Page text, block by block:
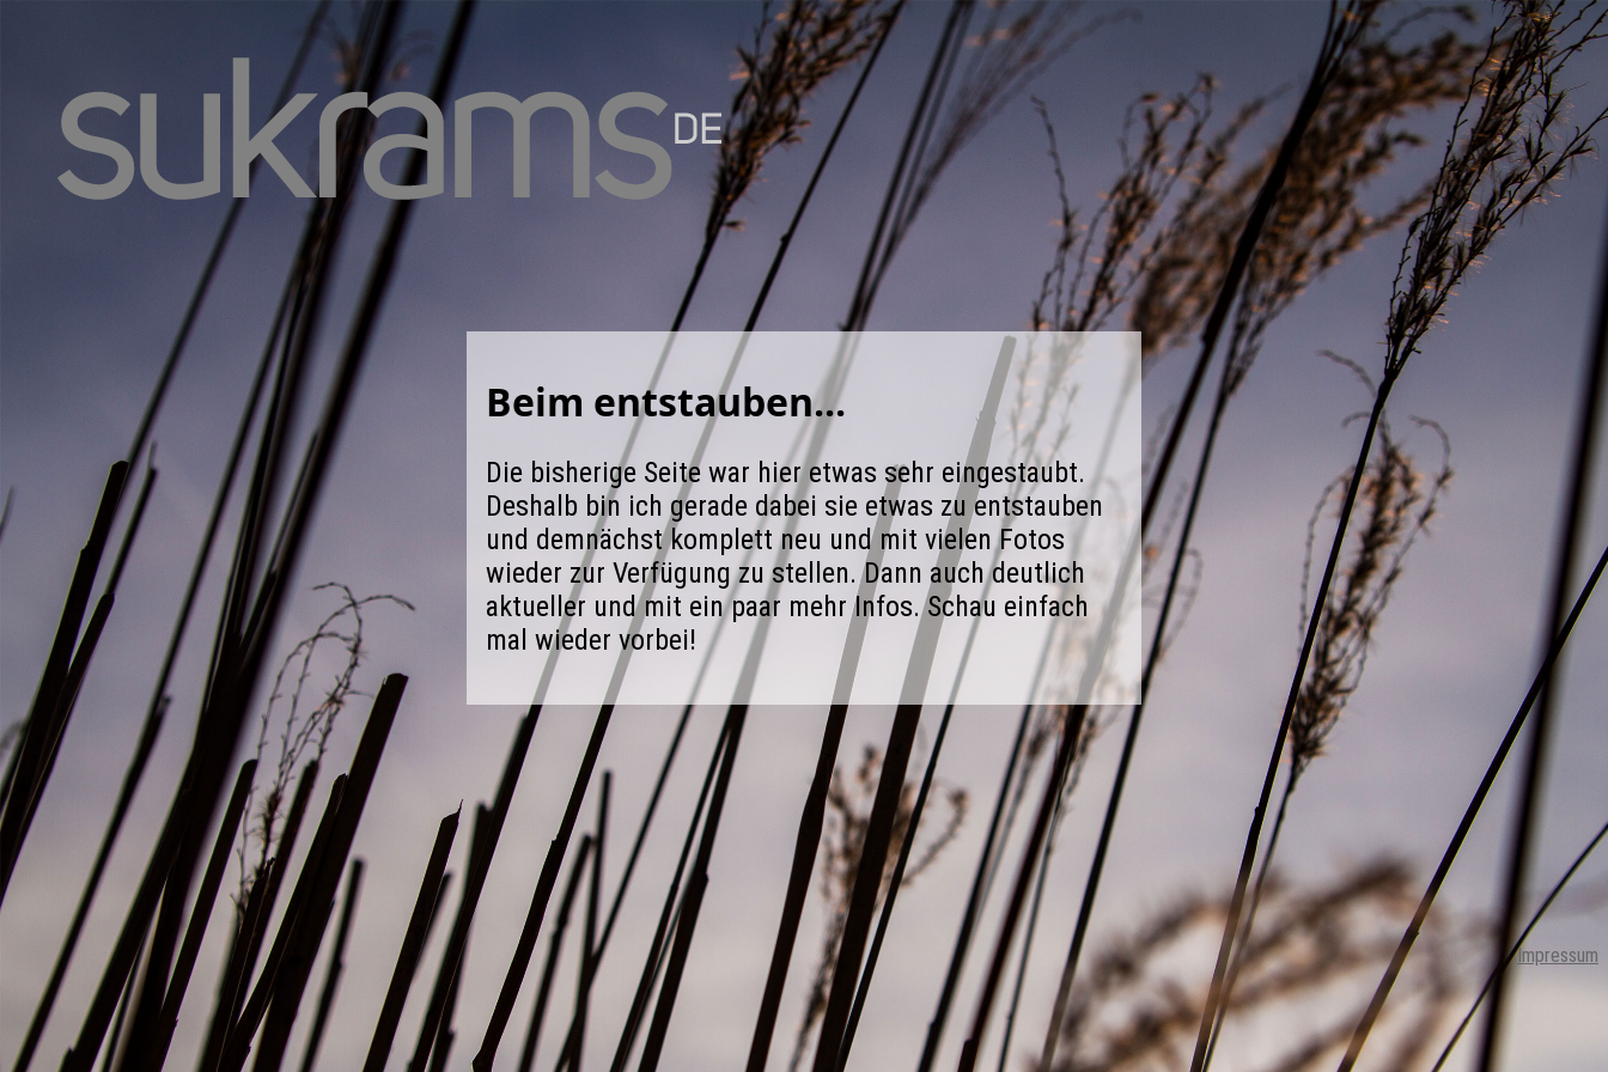
Beim entstauben...
Die bisherige Seite war hier etwas sehr eingestaubt.
Deshalb bin ich gerade dabei sie etwas zu entstauben
und demnächst komplett neu und mit vielen Fotos
wieder zur Verfügung zu stellen. Dann auch deutlich
aktueller und mit ein paar mehr Infos. Schau einfach
mal wieder vorbei!
Impressum